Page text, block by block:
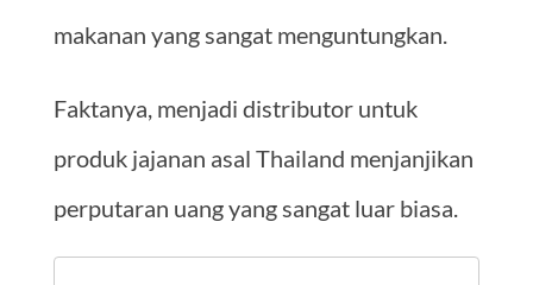
makanan yang sangat menguntungkan.
Faktanya, menjadi distributor untuk
produk jajanan asal Thailand menjanjikan
perputaran uang yang sangat luar biasa.